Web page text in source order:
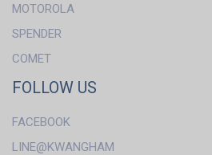
MOTOROLA
SPENDER
COMET
FOLLOW US
FACEBOOK
LINE@KWANGHAM